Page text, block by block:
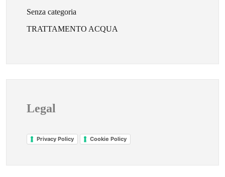
Senza categoria
TRATTAMENTO ACQUA
Legal
Privacy Policy Cookie Policy